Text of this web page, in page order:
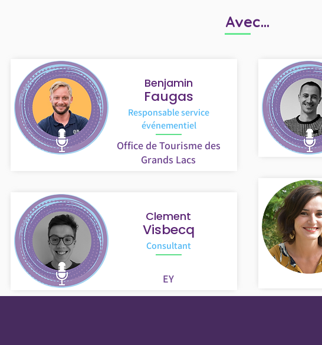
Avec...
Benjamin
Faugas
Responsable service
événementiel
Office de Tourisme des
Grands Lacs
Clement
Visbecq
Consultant
EY